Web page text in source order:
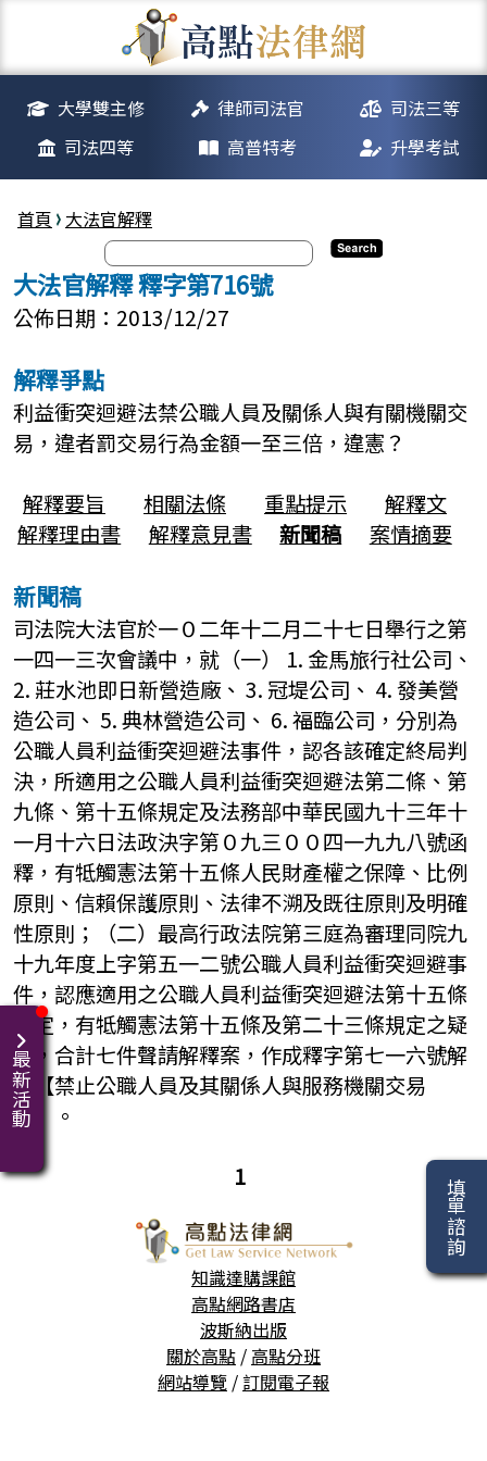
大學雙主修 律師司法官
司法三等
司法四等
高普特考 升學考試
首頁 大法官解釋
大法官解釋 釋字第716號
公佈日期：2013/12/27
解釋爭點
利益衝突迴避法禁公職人員及關係人與有關機關交
易，違者罰交易行為金額一至三倍，違憲？
解釋要旨
相關法條 重點提示
解釋文
解釋理由書
解釋意見書 新聞稿 案情摘要
新聞稿
司法院大法官於一０二年十二月二十七日舉行之第
一四一三次會議中，就（一） 1. 金馬旅行社公司、
2. 莊水池即日新營造廠、 3. 冠堤公司、 4. 發美營
造公司、 5. 典林營造公司、 6. 福臨公司，分別為
公職人員利益衝突迴避法事件，認各該確定終局判
決，所適用之公職人員利益衝突迴避法第二條、第
九條、第十五條規定及法務部中華民國九十三年十
一月十六日法政決字第０九三００四一九九八號函
釋，有牴觸憲法第十五條人民財產權之保障、比例
原則、信賴保護原則、法律不溯及既往原則及明確
性原則；（二）最高行政法院第三庭為審理同院九
十九年度上字第五一二號公職人員利益衝突迴避事
件，認應適用之公職人員利益衝突迴避法第十五條
規定，有牴觸憲法第十五條及第二十三條規定之疑
義，合計七件聲請解釋案，作成釋字第七一六號解
釋【禁止公職人員及其關係人與服務機關交易
案】。
1
填單諮詢
最新活動
知識達購課館
高點網路書店
波斯納出版
關於高點 / 高點分班
網站導覽 /訂閱電子報